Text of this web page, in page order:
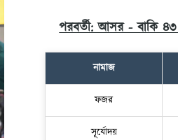
পরবর্তী: আসর - বাকি ৪৩
নামাজ
ফজর
সূর্যোদয়